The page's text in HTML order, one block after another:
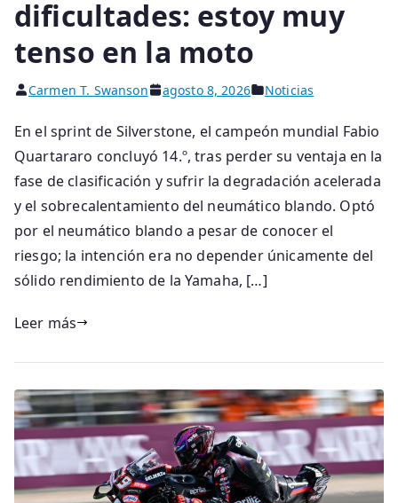
dificultades: estoy muy
tenso en la moto
Carmen T. Swanson agosto 8, 2026 Noticias
En el sprint de Silverstone, el campeón mundial Fabio
Quartararo concluyó 14.º, tras perder su ventaja en la
fase de clasificación y sufrir la degradación acelerada
y el sobrecalentamiento del neumático blando. Optó
por el neumático blando a pesar de conocer el
riesgo; la intención era no depender únicamente del
sólido rendimiento de la Yamaha, […]
Leer más